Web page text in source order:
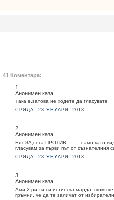
41 Коментара:
1.
Анонимен каза...
Така е,затова не ходете да гласувате
СРЯДА, 23 ЯНУАРИ, 2013
2.
Анонимен каза...
Бях ЗА,сега ПРОТИВ..........само като
гласувам за първи път от съзнателния
СРЯДА, 23 ЯНУАРИ, 2013
3.
Анонимен каза...
Ами 2-ри ти си истинска марда, щом
гръмни, че да те заличат от